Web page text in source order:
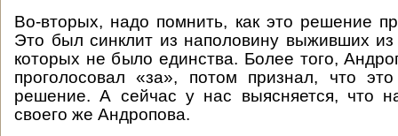
Во-вторых, надо помнить, как это решение
Это был синклит из наполовину выживших
которых не было единства. Более того,
проголосовал «за», потом признал, что
решение. А сейчас у нас выясняется, что
своего же Андропова.